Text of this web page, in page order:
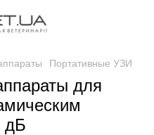
Портативные УЗИ
для
дБ